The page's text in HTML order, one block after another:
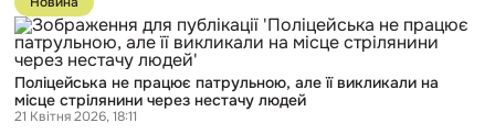
ліквідованого
ОАСК
Як
«судді
без
суду»
понад
роки
уникають
публікації
Поліцейська
не
працює
патрульною,
але
Поліцейська не працює патрульною, але її викликали на
місце стрілянини через нестачу людей
21 Квітня 2026, 18:11